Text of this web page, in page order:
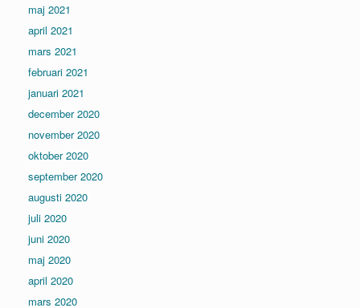
maj 2021
april 2021
mars 2021
februari 2021
januari 2021
december 2020
november 2020
oktober 2020
september 2020
augusti 2020
juli 2020
juni 2020
maj 2020
april 2020
mars 2020